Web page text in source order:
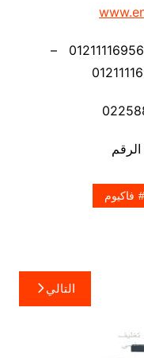
موبايل: 01211116954 – – 01211116956 –
فاكيوم
التالي